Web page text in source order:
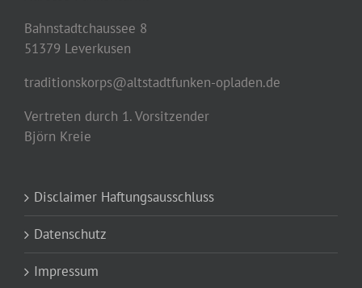
Bahnstadtchaussee 8
51379 Leverkusen
traditionskorps@altstadtfunken-opladen.de
Vertreten durch 1. Vorsitzender
Björn Kreie
Disclaimer Haftungsausschluss
Datenschutz
Impressum